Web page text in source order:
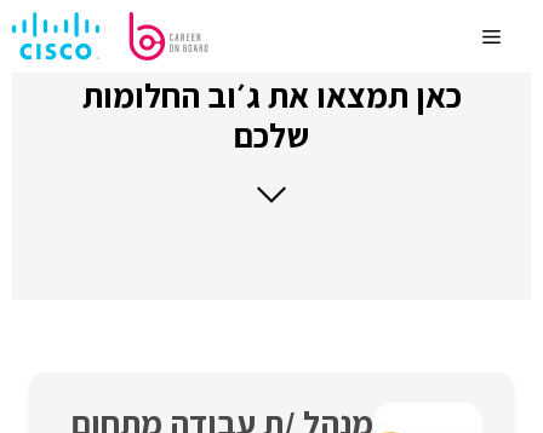
לתוכןMenu
כאן תמצאו את ג׳וב החלומות
שלכם
מנהל /ת עבודה מתחום